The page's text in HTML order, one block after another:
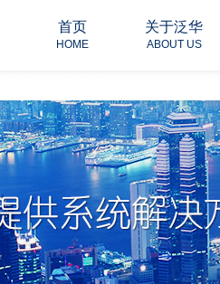
首页
HOME
关于泛华
ABOUT US